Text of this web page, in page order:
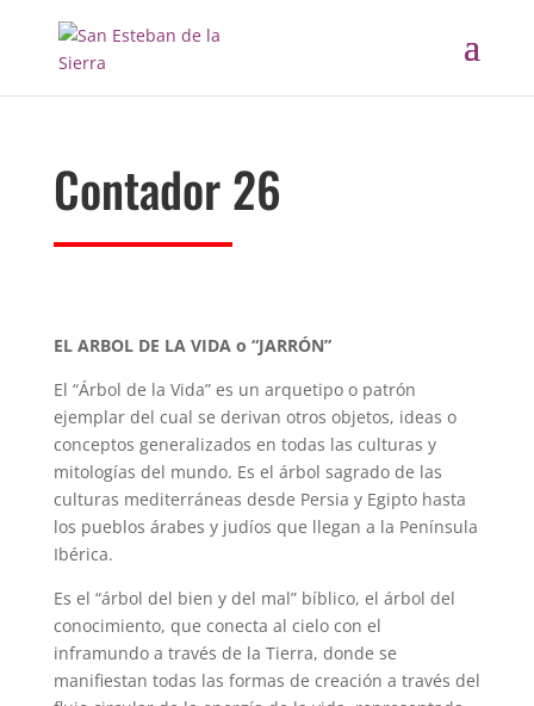
Contador 26
EL ARBOL DE LA VIDA o “JARRÓN”
El “Árbol de la Vida” es un arquetipo o patrón
ejemplar del cual se derivan otros objetos, ideas o
conceptos generalizados en todas las culturas y
mitologías del mundo. Es el árbol sagrado de las
culturas mediterráneas desde Persia y Egipto hasta
los pueblos árabes y judíos que llegan a la Península
Ibérica.
Es el “árbol del bien y del mal” bíblico, el árbol del
conocimiento, que conecta al cielo con el
inframundo a través de la Tierra, donde se
manifiestan todas las formas de creación a través del